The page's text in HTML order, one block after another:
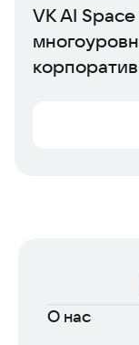
VK AI
О нас